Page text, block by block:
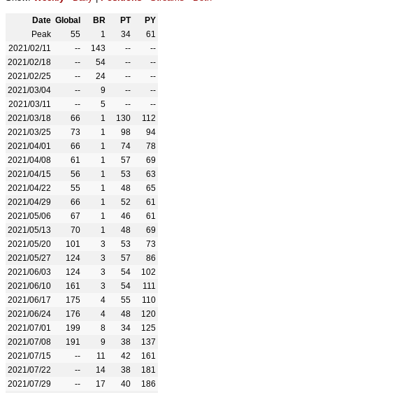
Date Global BR PT
PY
Peak
55 1 34
61
2021/02/11
-- 143 --
--
2021/02/18
-- 54 --
--
2021/02/25
-- 24 --
--
2021/03/04
-- 9 --
--
2021/03/11
-- 5 --
--
2021/03/18
66 1 130
112
2021/03/25
73 1 98
94
2021/04/01
66 1 74
78
2021/04/08
61 1 57
69
2021/04/15
56 1 53
63
2021/04/22
55 1 48
65
2021/04/29
66 1 52
61
2021/05/06
67 1 46
61
2021/05/13
70 1 48
69
2021/05/20
101 3 53
73
2021/05/27
124 3 57
86
2021/06/03
124 3 54
102
2021/06/10
161 3 54
111
2021/06/17
175 4 55
110
2021/06/24
176 4 48
120
2021/07/01
199 8 34
125
2021/07/08
191 9 38
137
2021/07/15
-- 11 42
161
2021/07/22
-- 14 38
181
2021/07/29
-- 17 40
186